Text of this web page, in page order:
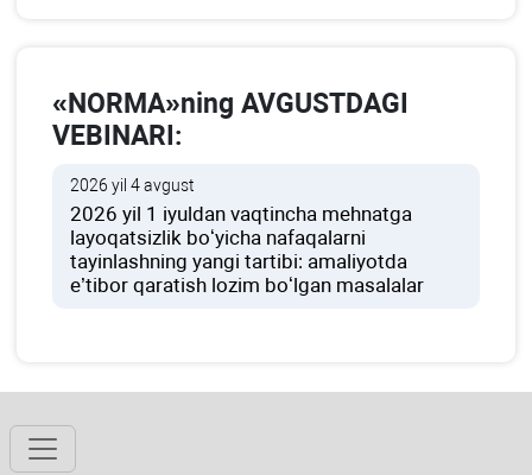
«NORMA»ning AVGUSTDAGI
VEBINARI:
2026 yil 4 avgust
2026 yil 1 iyuldan vaqtincha mehnatga
layoqatsizlik boʻyicha nafaqalarni
tayinlashning yangi tartibi: amaliyotda
e’tibor qaratish lozim boʻlgan masalalar